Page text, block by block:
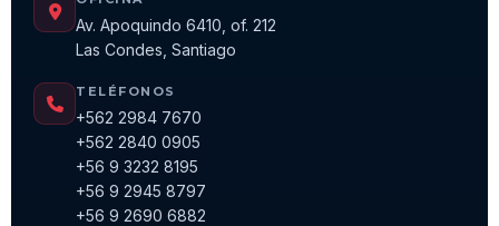
Av. Apoquindo 6410, of. 212
Las Condes, Santiago
TELÉFONOS
+562 2984 7670
+562 2840 0905
+56 9 3232 8195
+56 9 2945 8797
+56 9 2690 6882